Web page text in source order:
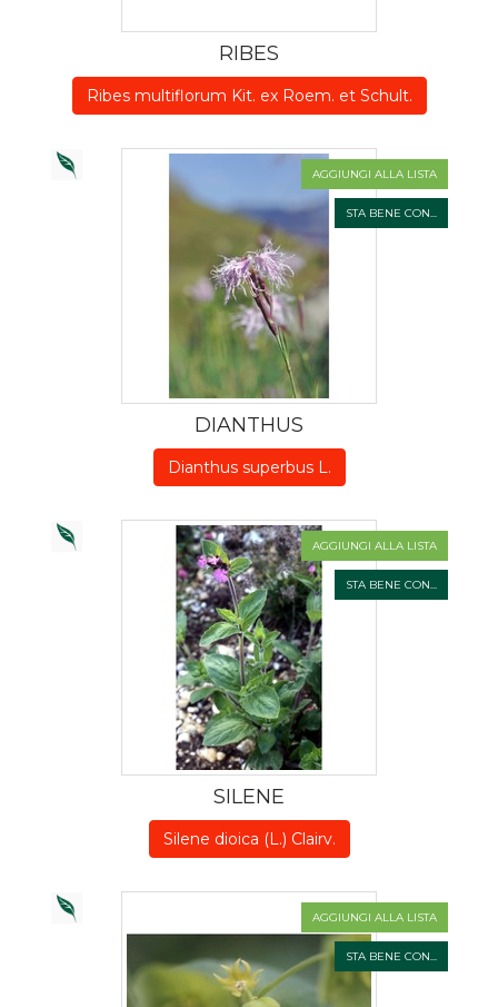
RIBES
Ribes multiflorum Kit. ex Roem. et Schult.
AGGIUNGI ALLA LISTA
STA BENE CON...
DIANTHUS
Dianthus superbus L.
AGGIUNGI ALLA LISTA
STA BENE CON...
SILENE
Silene dioica (L.) Clairv.
AGGIUNGI ALLA LISTA
STA BENE CON...